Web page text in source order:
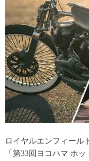
ロイヤルエンフィール
「第33回ヨコハマ ホ